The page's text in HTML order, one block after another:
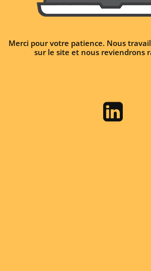
Merci pour votre patience. Nous
sur le site et nous reviendrons